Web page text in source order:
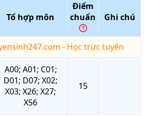
Tổ hợp môn
Điểm
chuẩn
Ghi chú
- Học trực tuyến
A00; A01; C01;
D01; D07; X02;
X03; X26; X27;
X56
15